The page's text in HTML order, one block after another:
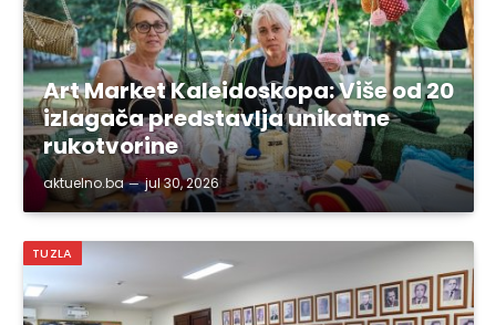
Art Market Kaleidoskopa: Više od 20
izlagača predstavlja unikatne
rukotvorine
aktuelno.ba jul 30, 2026
TUZLA